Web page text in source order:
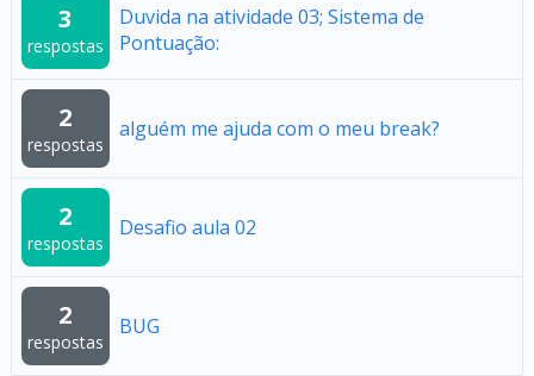
3
respostas
Duvida na atividade 03; Sistema de
Pontuação:
2
respostas
alguém me ajuda com o meu break?
2
respostas
Desafio aula 02
2
respostas
BUG